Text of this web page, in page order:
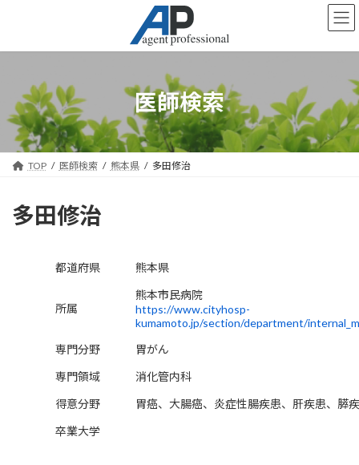
ン
キ
プ
ー
に
動
医師検索
TOP 医師検索 熊本県 多田修治
多田修治
都道府県 熊本県
所属
熊本市民病院
https://www.cityhosp-
kumamoto.jp/section/department/
専門分野
胃がん
専門領域
消化管内科
得意分野
胃癌、大腸癌、炎症性腸疾患、肝疾患、膵
卒業大学